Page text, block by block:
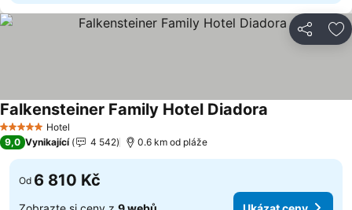
Sdílet
5 Počet hvězdiček
Hotel
Falkensteiner Family Hotel Diadora
9,0 Vynikající 4 542 0.6 km od pláže
Od 6 810 Kč